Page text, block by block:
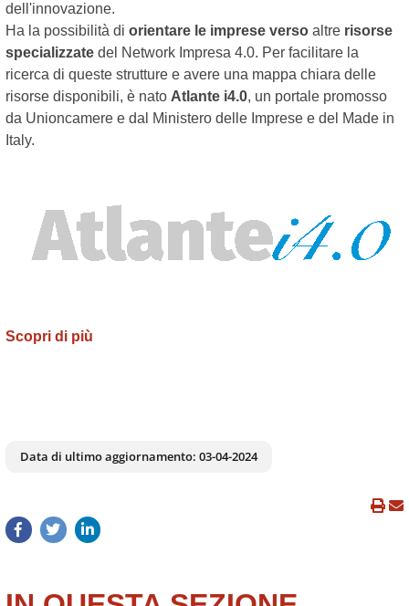
dell'innovazione.
Ha la possibilità di orientare le imprese verso altre risorse
specializzate del Network Impresa 4.0. Per facilitare la
ricerca di queste strutture e avere una mappa chiara delle
risorse disponibili, è nato Atlante i4.0, un portale promosso
da Unioncamere e dal Ministero delle Imprese e del Made in
Italy.
Scopri di più
Data di ultimo aggiornamento: 03-04-2024